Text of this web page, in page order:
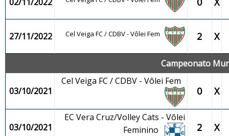
27/11/2022 Cel Veiga FC / CDBV - Vôlei Fem 2 X
Campeonato
03/10/2021
Cel Veiga FC / CDBV - Vôlei Fem
0 X
03/10/2021
EC Vera Cruz/Volley Cats - Vôlei
Feminino
2 X